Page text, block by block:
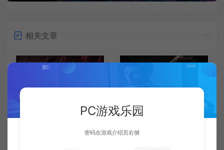
相关文章
PC游戏乐园
密码在游戏介绍页右侧